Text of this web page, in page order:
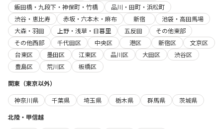
飯田橋・九段下・神保町・竹橋
品川・田町・浜松町
渋谷・恵比寿
赤坂・六本木・麻布 新宿
池袋・高田馬場
大森・羽田
上野・浅草・日暮里 五反田
その他東部
その他西部
千代田区 中央区 港区 新宿区
文京区
台東区
墨田区 江東区 品川区 大田区
渋谷区
豊島区
荒川区
板橋区
関東（東京以外）
神奈川県
千葉県 埼玉県 栃木県 群馬県
茨城県
北陸・甲信越